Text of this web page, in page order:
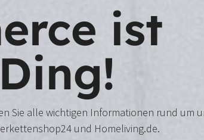
ist
Sie alle wichtigen Informationen rund um
und Homeliving.de.